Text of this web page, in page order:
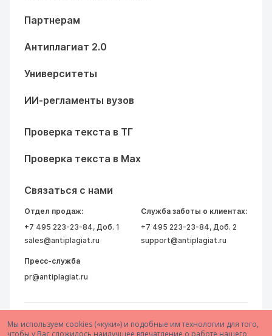
Мы используем cookies («куки») и подобные им технологии для того,
чтобы у Вас сложилось наилучшее впечатление о работе нашего
Партнерам
Антиплагиат 2.0
Университеты
ИИ-регламенты вузов
Проверка текста в ТГ
Проверка текста в Max
Связаться с нами
Отдел продаж:
+7 495 223-23-84, Доб. 1
sales@antiplagiat.ru
Служба заботы о клиентах:
+7 495 223-23-84, Доб. 2
support@antiplagiat.ru
Пресс-служба
pr@antiplagiat.ru